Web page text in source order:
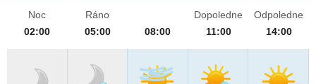
Noc
02:00
Ráno
05:00
08:00
Dopoledne
11:00
Odpoledne
14:00